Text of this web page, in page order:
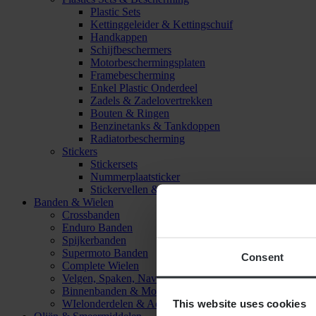
Consent
This website uses cookies
Plastic Sets
Kettinggeleider & Kettingschuif
Handkappen
Schijfbeschermers
Motorbeschermingsplaten
Framebescherming
Enkel Plastic Onderdeel
Zadels & Zadelovertrekken
Bouten & Ringen
Benzinetanks & Tankdoppen
Radiatorbescherming
Stickers
Stickersets
Nummerplaatsticker
Stickervellen & Stickers
Banden & Wielen
Crossbanden
Enduro Banden
Spijkerbanden
Supermoto Banden
Complete Wielen
Velgen, Spaken, Naven & Lagers
Binnenbanden & Mousses
WIelonderdelen & Accessoires